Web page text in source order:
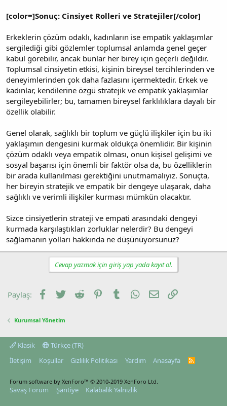
[color=]Sonuç: Cinsiyet Rolleri ve Stratejiler[/color]
Erkeklerin çözüm odaklı, kadınların ise empatik yaklaşımlar
sergilediği gibi gözlemler toplumsal anlamda genel geçer
kabul görebilir, ancak bunlar her birey için geçerli değildir.
Toplumsal cinsiyetin etkisi, kişinin bireysel tercihlerinden ve
deneyimlerinden çok daha fazlasını içermektedir. Erkek ve
kadınlar, kendilerine özgü stratejik ve empatik yaklaşımlar
sergileyebilirler; bu, tamamen bireysel farklılıklara dayalı bir
özellik olabilir.
Genel olarak, sağlıklı bir toplum ve güçlü ilişkiler için bu iki
yaklaşımın dengesini kurmak oldukça önemlidir. Bir kişinin
çözüm odaklı veya empatik olması, onun kişisel gelişimi ve
sosyal başarısı için önemli bir faktör olsa da, bu özelliklerin
bir arada kullanılması gerektiğini unutmamalıyız. Sonuçta,
her bireyin stratejik ve empatik bir dengeye ulaşarak, daha
sağlıklı ve verimli ilişkiler kurması mümkün olacaktır.
Sizce cinsiyetlerin strateji ve empati arasındaki dengeyi
kurmada karşılaştıkları zorluklar nelerdir? Bu dengeyi
sağlamanın yolları hakkında ne düşünüyorsunuz?
Cevap yazmak için giriş yap yada kayıt ol.
Paylaş: Facebook
TwitterReddit PinterestTumblrWhatsApp
E-postaLink
Kurumsal Yönetim
Klasik
Türkçe (TR)
İletişim
Koşullar Gizlilik Politikası Yardım Anasayfa
R
Forum software by XenForo™ © 2010-2019 XenForo Ltd.
Savaş Forum Şantiye Kalabalık Yalnızlık